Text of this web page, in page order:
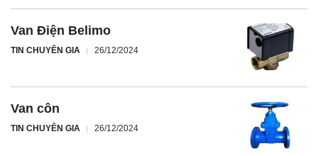
Van Điện Belimo
TIN CHUYÊN GIA 26/12/2024
Van côn
TIN CHUYÊN GIA 26/12/2024